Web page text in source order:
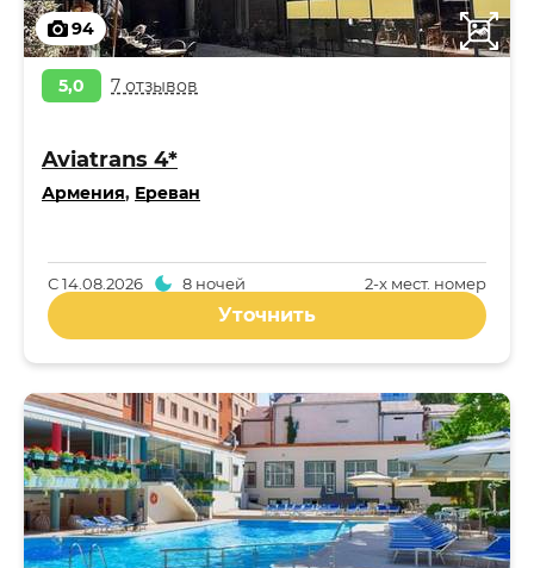
94
5,0 7 отзывов
Aviatrans 4*
Армения, Ереван
2-x мест. номер
С14.08.2026 8 ночей
Уточнить